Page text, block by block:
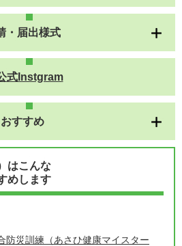
・届出様式
式Instgram
おすすめ
はこんな
めします
防災訓練（あさひ健康マイスター